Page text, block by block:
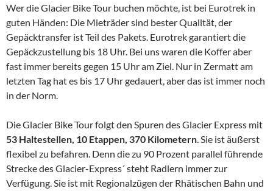
Wer die Glacier Bike Tour buchen möchte, ist bei Eurotrek in
guten Händen: Die Mieträder sind bester Qualität, der
Gepäcktransfer ist Teil des Pakets. Eurotrek garantiert die
Gepäckzustellung bis 18 Uhr. Bei uns waren die Koffer aber
fast immer bereits gegen 15 Uhr am Ziel. Nur in Zermatt am
letzten Tag hat es bis 17 Uhr gedauert, aber das ist immer noch
in der Norm.
Die Glacier Bike Tour folgt den Spuren des Glacier Express mit
53 Haltestellen, 10 Etappen, 370 Kilometern. Sie ist äußerst
flexibel zu befahren. Denn die zu 90 Prozent parallel führende
Strecke des Glacier-Express´ steht Radlern immer zur
Verfügung. Sie ist mit Regionalzügen der Rhätischen Bahn und